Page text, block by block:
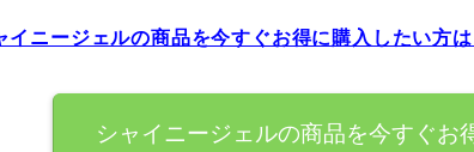
イニージェルの商品を今すぐお得に購入したい方は
シャイニージェルの商品を今すぐお